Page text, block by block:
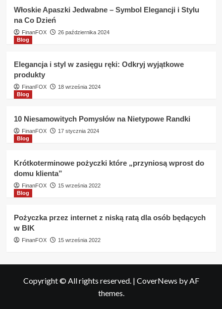
Włoskie Apaszki Jedwabne – Symbol Elegancji i Stylu
na Co Dzień
FinanFOX
26 października 2024
Blog
Elegancja i styl w zasięgu ręki: Odkryj wyjątkowe
produkty
FinanFOX
18 września 2024
Blog
10 Niesamowitych Pomysłów na Nietypowe Randki
FinanFOX
17 stycznia 2024
Blog
Krótkoterminowe pożyczki które „przyniosą wprost do
domu klienta”
FinanFOX
15 września 2022
Blog
Pożyczka przez internet z niską ratą dla osób będących
w BIK
FinanFOX 15 września 2022
Copyright © All rights reserved. | CoverNews by AF
themes.